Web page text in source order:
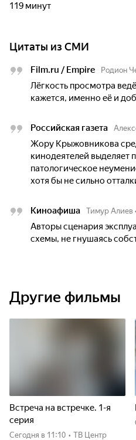
119 минут
Цитаты из СМИ
Film.ru / Empire Родион
Лёгкость просмотра
кажется, именно её и
Российская газета
Жору Крыжовникова
кинодеятелей выделяет
патологическое
хотя бы не сильно
Киноафиша Тимур Алиев •
Авторы сценария
схемы, не гнушаясь
Другие фильмы
Встреча на встречке. 1-я
серия
Сегодня в 11:10 • ТВ Центр